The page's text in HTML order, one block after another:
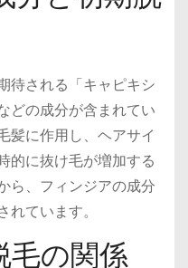
待される「キャピキシ
どの成分が含まれてい
髪に作用し、ヘアサイ
的に抜け毛が増加する
ら、フィンジアの成分
ています。
毛の関係